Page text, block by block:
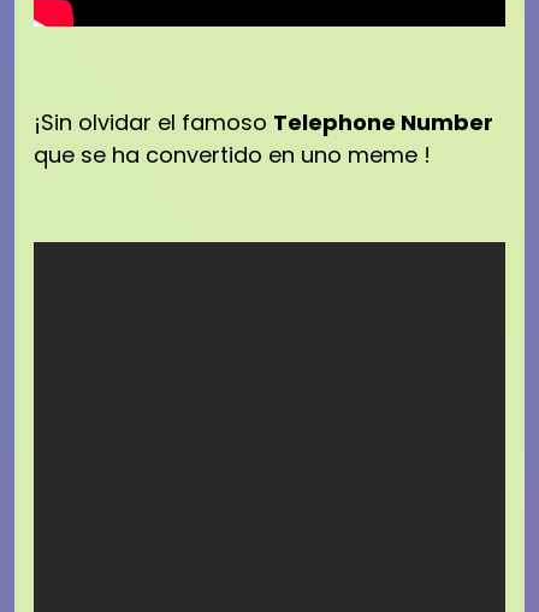
¡Sin olvidar el famoso Telephone Number
que se ha convertido en uno meme !